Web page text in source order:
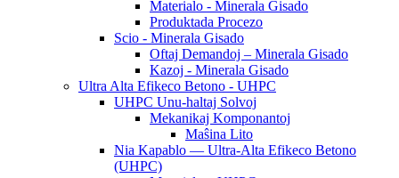
Materialo - Minerala Gisado
Produktada Procezo
Scio - Minerala Gisado
Oftaj Demandoj – Minerala Gisado
Kazoj - Minerala Gisado
Ultra Alta Efikeco Betono - UHPC
UHPC Unu-haltaj Solvoj
Mekanikaj Komponantoj
Maŝina Lito
Nia Kapablo — Ultra-Alta Efikeco Betono
(UHPC)